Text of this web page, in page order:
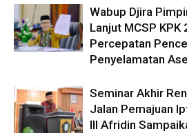
Wabup Djira
Lanjut MCSP
Percepatan
Penyelamatan
Seminar Akhir
Jalan Pemajuan
III Afridin